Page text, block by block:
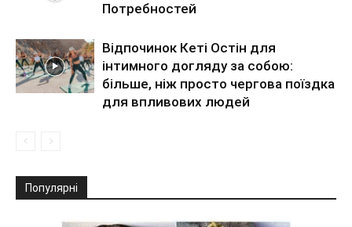
Потребностей
Відпочинок Кеті Остін для
інтимного догляду за собою:
більше, ніж просто чергова поїздка
для впливових людей
Популярні